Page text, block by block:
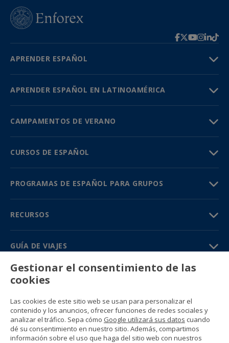
APRENDER ESPAÑOL
APRENDER ESPAÑOL EN LATINOAMÉRICA
CAMPAMENTOS DE VERANO
CURSOS DE ESPAÑOL
PROGRAMAS DE ESPAÑOL PARA GRUPOS
RECURSOS
GUÍA DE VIAJES
PARTNERS
Contacto
Precios y catálogos
(+34) 91 594 37 76
Gustavo Fernández Balbuena, 11
28002 Madrid, Spain
Gestionar el consentimiento de las
cookies
Las cookies de este sitio web se usan para personalizar el
contenido y los anuncios, ofrecer funciones de redes sociales y
analizar el tráfico. Sepa cómo Google utilizará sus datos cuando
dé su consentimiento en nuestro sitio. Además, compartimos
información sobre el uso que haga del sitio web con nuestros